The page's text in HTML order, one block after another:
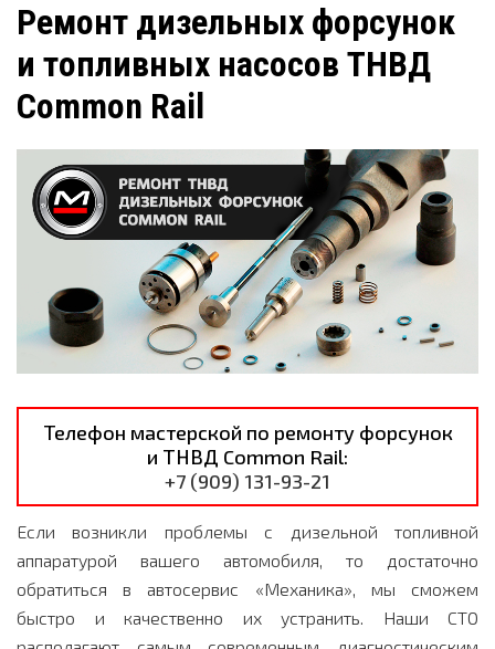
Ремонт дизельных форсунок
и топливных насосов ТНВД
Common Rail
Телефон мастерской по ремонту форсунок
и ТНВД Common Rail:
+7 (909) 131-93-21
Если возникли проблемы с дизельной топливной
аппаратурой вашего автомобиля, то достаточно
обратиться в автосервис «Механика», мы сможем
быстро и качественно их устранить. Наши СТО